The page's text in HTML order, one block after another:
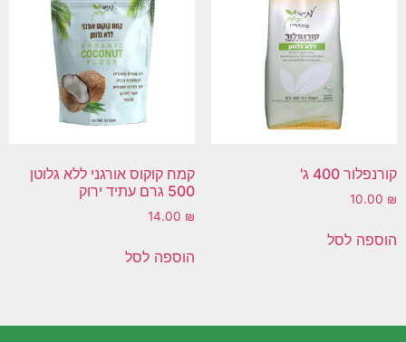
קורנפלור 400 ג'
10.00 ₪
הוספה לסל
קמח קוקוס אורגני ללא גלוטן
500 גרם עתיד ירוק
14.00 ₪
הוספה לסל